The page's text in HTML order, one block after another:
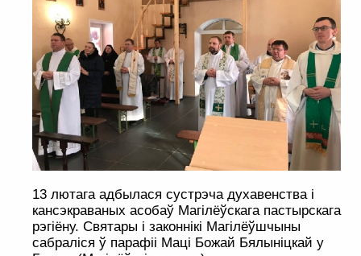
13 лютага адбылася сустрэча духавенства і
кансэкраваных асобаў Магілёўскага пастырскага
рэгіёну. Святары і законнікі Магілёўшчыны
сабраліся ў парафіі Маці Божай Бялыніцкай у